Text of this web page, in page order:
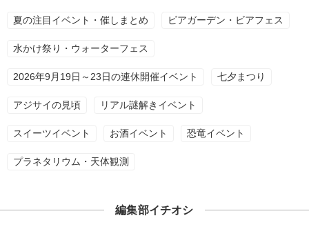
夏の注目イベント・催しまとめ ビアガーデン・ビアフェス
水かけ祭り・ウォーターフェス
2026年9月19日～23日の連休開催イベント 七夕まつり
アジサイの見頃 リアル謎解きイベント
スイーツイベント お酒イベント 恐竜イベント
プラネタリウム・天体観測
編集部イチオシ